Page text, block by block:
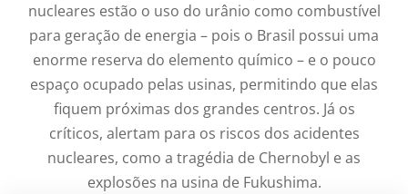
nucleares estão o uso do urânio como combustível
para geração de energia – pois o Brasil possui uma
enorme reserva do elemento químico – e o pouco
espaço ocupado pelas usinas, permitindo que elas
fiquem próximas dos grandes centros. Já os
críticos, alertam para os riscos dos acidentes
nucleares, como a tragédia de Chernobyl e as
explosões na usina de Fukushima.